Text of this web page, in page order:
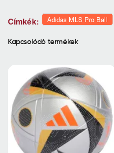
Címkék: Adidas MLS Pro Ball
Kapcsolódó termékek